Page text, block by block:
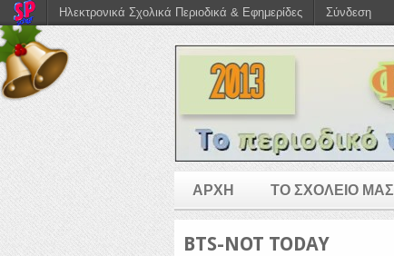
ΑΡΧΗ ΤΟ ΣΧΟΛΕΙΟ ΜΑΣ
BTS-NOT TODAY
Ηλεκτρονικά Σχολικά Περιοδικά & Εφημερίδες Σύνδεση